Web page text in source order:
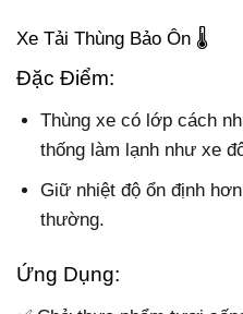
Xe Tải Thùng Bảo Ôn 🌡️
Đặc Điểm:
Thùng xe có lớp cách
thống làm lạnh như xe
Giữ nhiệt độ ổn định
thường.
Ứng Dụng: